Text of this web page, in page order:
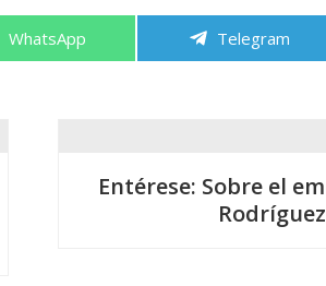
Compartir
WhatsApp Compartir
Telegram
Entérese: Sobre el